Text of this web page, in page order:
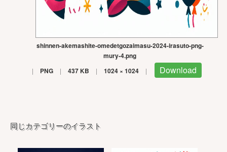
shinnen-akemashite-omedetgozaimasu-2024-irasuto-png-
mury-4.png
| PNG | 437 KB | 1024 × 1024 | Download
同じカテゴリーのイラスト